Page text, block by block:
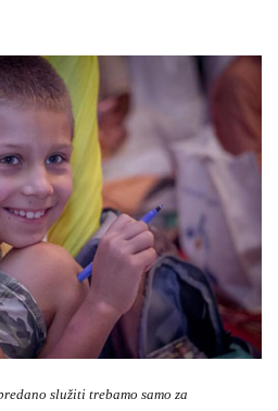
služiti trebamo samo za